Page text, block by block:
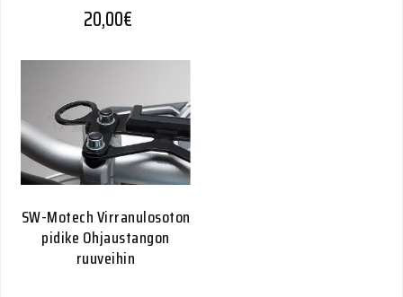
20,00€
SW-Motech Virranulosoton
pidike Ohjaustangon
ruuveihin